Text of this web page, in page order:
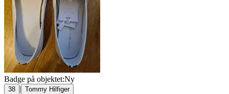
Badge på objektet:Ny
38 | Tommy Hilfiger